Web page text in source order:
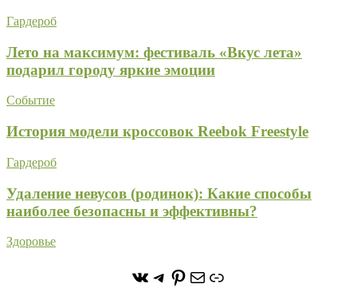
Гардероб
Лето на максимум: фестиваль «Вкус лета»
подарил городу яркие эмоции
Событие
История модели кроссовок Reebok Freestyle
Гардероб
Удаление невусов (родинок): Какие способы
наиболее безопасны и эффективны?
Здоровье
https://vk.com/
https://t.me/stoneforest
https://
ПочтаСсылка